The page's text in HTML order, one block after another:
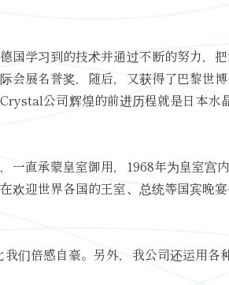
国学习到的技术并通过不断的努力，
会展名誉奖，随后，又获得了巴黎世
公司辉煌的前进历程就是日本水
一直承蒙皇室御用，1968年为皇室宫
欢迎世界各国的王室、总统等国宾晚
们倍感自豪。另外，我公司还运用各